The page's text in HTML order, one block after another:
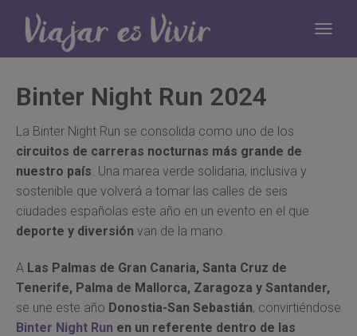
Binter Night Run 2024
La Binter Night Run se consolida como uno de los
circuitos de carreras nocturnas más grande de
nuestro país. Una marea verde solidaria, inclusiva y
sostenible que volverá a tomar las calles de seis
ciudades españolas este año en un evento en el que
deporte y diversión van de la mano.
A Las Palmas de Gran Canaria, Santa Cruz de
Tenerife, Palma de Mallorca, Zaragoza y Santander,
se une este año Donostia-San Sebastián, convirtiéndose
Binter Night Run en un referente dentro de las